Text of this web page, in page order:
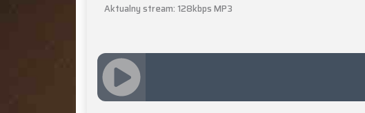
Aktualny stream: 128kbps MP3